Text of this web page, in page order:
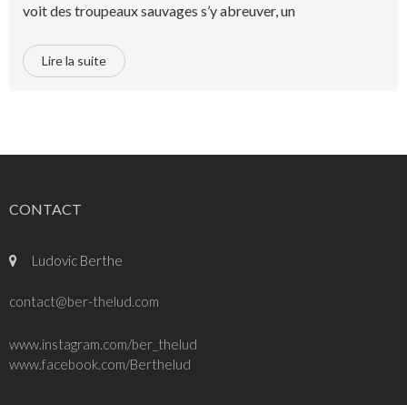
voit des troupeaux sauvages s’y abreuver, un
Lire la suite
CONTACT
Ludovic Berthe
contact@ber-thelud.com
www.instagram.com/ber_thelud
www.facebook.com/Berthelud